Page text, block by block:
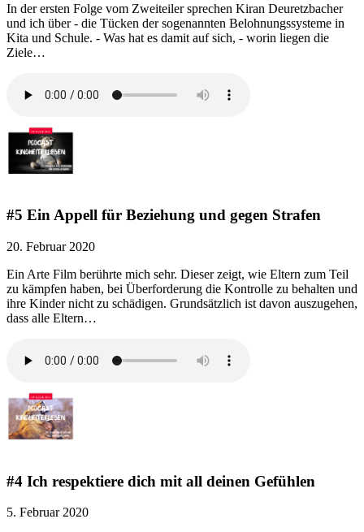
In der ersten Folge vom Zweiteiler sprechen Kiran Deuretzbacher
und ich über - die Tücken der sogenannten Belohnungssysteme in
Kita und Schule. - Was hat es damit auf sich, - worin liegen die
Ziele…
#5 Ein Appell für Beziehung und gegen Strafen
20. Februar 2020
Ein Arte Film berührte mich sehr. Dieser zeigt, wie Eltern zum Teil
zu kämpfen haben, bei Überforderung die Kontrolle zu behalten und
ihre Kinder nicht zu schädigen. Grundsätzlich ist davon auszugehen,
dass alle Eltern…
#4 Ich respektiere dich mit all deinen Gefühlen
5. Februar 2020